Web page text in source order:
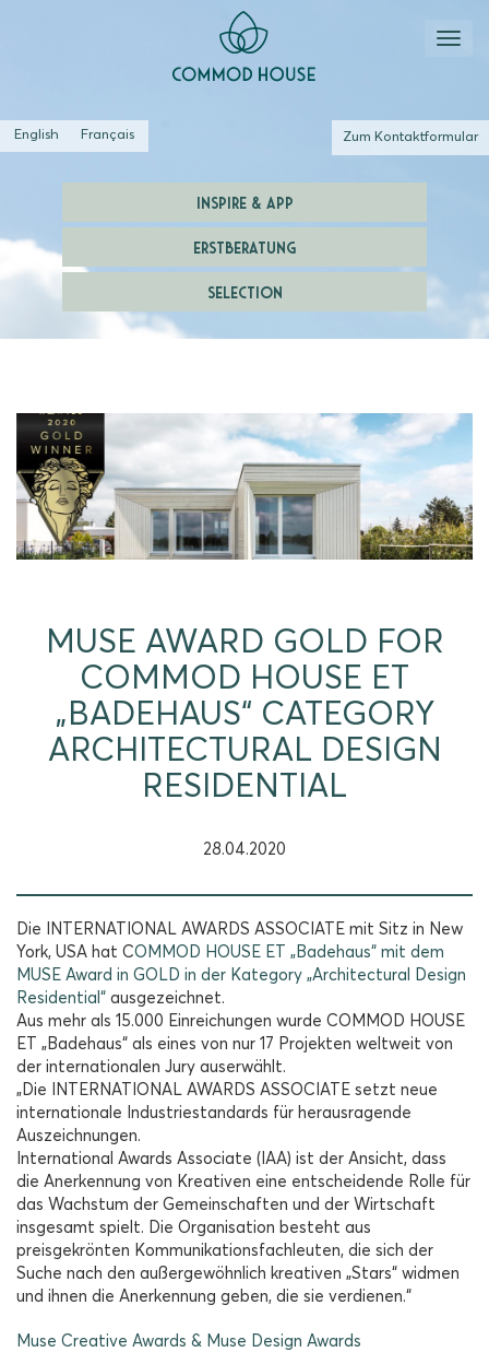
INSPIRE & APP
ERSTBERATUNG
SELECTION
English Français Zum Kontaktformular
MUSE AWARD GOLD FOR
COMMOD HOUSE ET
„BADEHAUS“ CATEGORY
ARCHITECTURAL DESIGN
RESIDENTIAL
28.04.2020
Die INTERNATIONAL AWARDS ASSOCIATE mit Sitz in New
York, USA hat COMMOD HOUSE ET „Badehaus“ mit dem
MUSE Award in GOLD in der Kategory „Architectural Design
Residential“ ausgezeichnet.
Aus mehr als 15.000 Einreichungen wurde COMMOD HOUSE
ET „Badehaus“ als eines von nur 17 Projekten weltweit von
der internationalen Jury auserwählt.
„Die
INTERNATIONAL AWARDS ASSOCIATE setzt neue
internationale Industriestandards für herausragende
Auszeichnungen.
International Awards Associate (IAA) ist der Ansicht, dass
die Anerkennung von Kreativen eine entscheidende Rolle für
das Wachstum der Gemeinschaften und der Wirtschaft
insgesamt spielt. Die Organisation besteht aus
preisgekrönten Kommunikationsfachleuten, die sich der
Suche nach den außergewöhnlich kreativen „Stars“ widmen
und ihnen die Anerkennung geben, die sie verdienen.“
Muse Creative Awards & Muse Design Awards